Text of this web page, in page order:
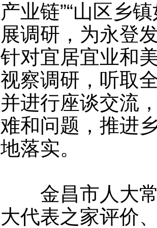
产业链”“山区乡
展调研，为永登
针对宜居宜业和
视察调研，听取
并进行座谈交流
难和问题，推进
地落实。
金昌市人大常
大代表之家评价